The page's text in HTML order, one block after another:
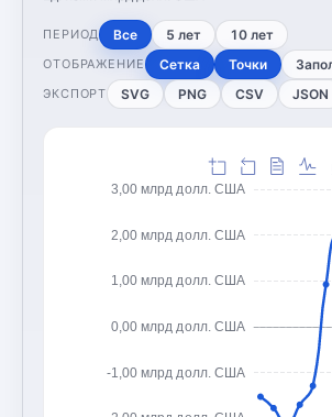
ПЕРИОД Все 5 лет 10 лет
ОТОБРАЖЕНИЕ Сетка Точки
ЭКСПОРТ SVG PNG CSV JSON
-1,00 млрд долл. США
0,00 млрд долл. США
1,00 млрд долл. США
2,00 млрд долл. США
3,00 млрд долл. США